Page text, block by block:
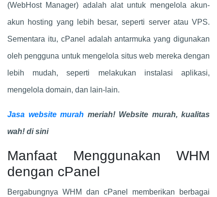
(WebHost Manager) adalah alat untuk mengelola akun-
akun hosting yang lebih besar, seperti server atau VPS.
Sementara itu, cPanel adalah antarmuka yang digunakan
oleh pengguna untuk mengelola situs web mereka dengan
lebih mudah, seperti melakukan instalasi aplikasi,
mengelola domain, dan lain-lain.
Jasa website murah meriah! Website murah, kualitas
wah! di sini
Manfaat Menggunakan WHM
dengan cPanel
Bergabungnya WHM dan cPanel memberikan berbagai